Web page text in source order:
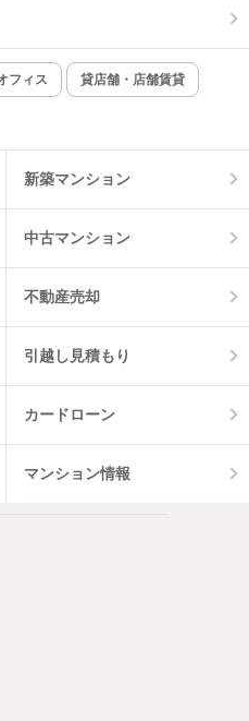
フィス 貸店舗・店舗賃貸
新築マンション
中古マンション
不動産売却
引越し見積もり
カードローン
マンション情報